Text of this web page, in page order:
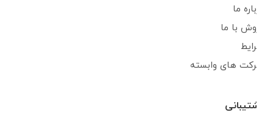
درباره ما
فروش با ما
شرایط
شرکت های وابسته
پشتیبانی